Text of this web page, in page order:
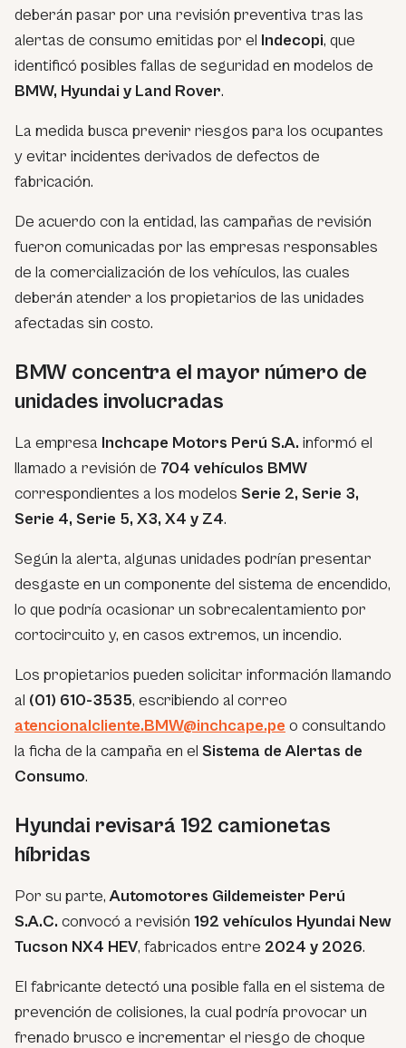
deberán pasar por una revisión preventiva tras las
alertas de consumo emitidas por el Indecopi, que
identificó posibles fallas de seguridad en modelos de
BMW, Hyundai y Land Rover.
La medida busca prevenir riesgos para los ocupantes
y evitar incidentes derivados de defectos de
fabricación.
De acuerdo con la entidad, las campañas de revisión
fueron comunicadas por las empresas responsables
de la comercialización de los vehículos, las cuales
deberán atender a los propietarios de las unidades
afectadas sin costo.
BMW concentra el mayor número de
unidades involucradas
La empresa Inchcape Motors Perú S.A. informó el
llamado a revisión de 704 vehículos BMW
correspondientes a los modelos Serie 2, Serie 3,
Serie 4, Serie 5, X3, X4 y Z4.
Según la alerta, algunas unidades podrían presentar
desgaste en un componente del sistema de encendido,
lo que podría ocasionar un sobrecalentamiento por
cortocircuito y, en casos extremos, un incendio.
Los propietarios pueden solicitar información llamando
al (01) 610-3535, escribiendo al correo
atencionalcliente.BMW@inchcape.pe o consultando
la ficha de la campaña en el Sistema de Alertas de
Consumo.
Hyundai revisará 192 camionetas
híbridas
Por su parte,Automotores Gildemeister Perú
S.A.C. convocó a revisión 192 vehículos Hyundai New
Tucson NX4 HEV, fabricados entre 2024 y 2026.
El fabricante detectó una posible falla en el sistema de
prevención de colisiones, la cual podría provocar un
frenado brusco e incrementar el riesgo de choque